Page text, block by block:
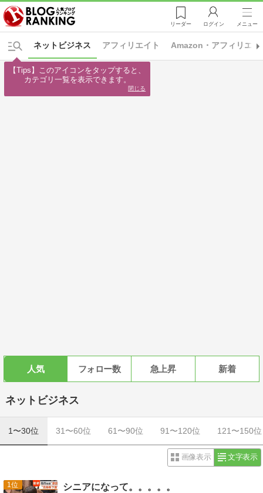
リーダー ログイン メニュー
アフィリエイト Amazon・アフィリエイ
ネットビジネス
人気 フォロー数 急上昇 新着
ネットビジネス
1〜30位 31〜60位 61〜90位 91〜120位 121〜150位
画像表示 文字表示
1 シニアになって。。。。。
【Tips】このアイコンをタップすると、
カテゴリ一覧を表示できます。
閉じる